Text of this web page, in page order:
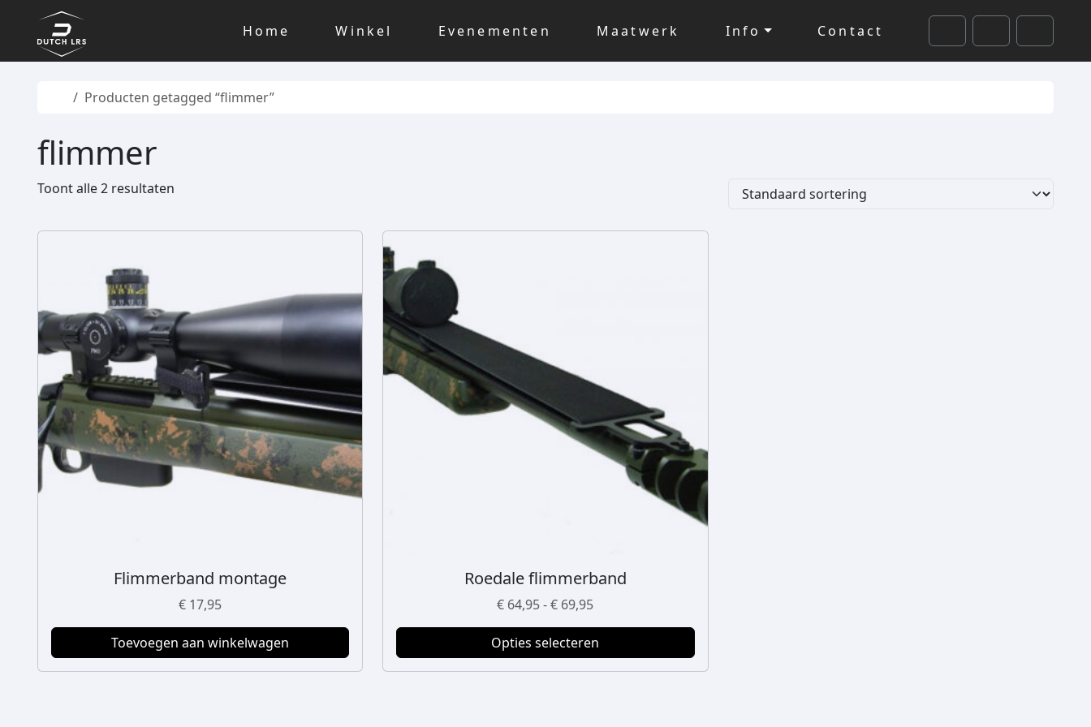
Skip to content
Skip to footer
Home
Winkel Evenementen Maatwerk Info
Contact
SearchAccountCart
Home
Producten getagged “flimmer”
flimmer
Toont alle 2 resultaten
Flimmerband montage
€17,95
Toevoegen aan winkelwagen
Roedale flimmerband
€ 64,95 - € 69,95P
r
i
j
Opties selecteren
p
r
o